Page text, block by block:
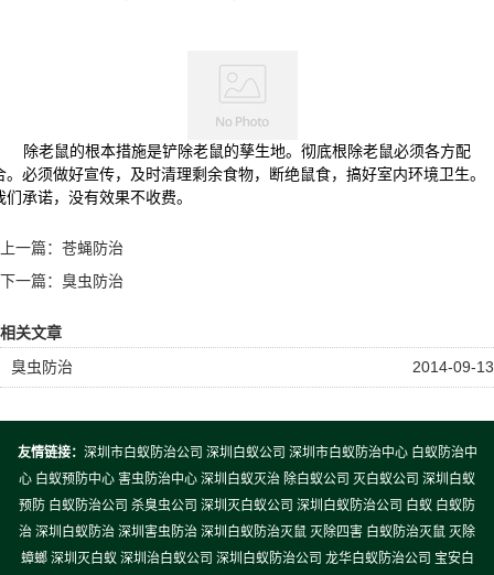
除老鼠的根本措施是铲除老鼠的孳生地。彻底根除老鼠必须各方配
。必须做好宣传，及时清理剩余食物，断绝鼠食，搞好室内环境卫生。
们承诺，没有效果不收费。
上一篇： 苍蝇防治
下一篇： 臭虫防治
相关文章
2014-09-13
臭虫防治
友情链接： 深圳市白蚁防治公司 深圳白蚁公司 深圳市白蚁防治中心 白蚁防治中
心 白蚁预防中心 害虫防治中心 深圳白蚁灭治 除白蚁公司 灭白蚁公司 深圳白蚁
预防 白蚁防治公司 杀臭虫公司 深圳灭白蚁公司 深圳白蚁防治公司 白蚁 白蚁防
治 深圳白蚁防治 深圳害虫防治 深圳白蚁防治灭鼠 灭除四害 白蚁防治灭鼠 灭除
蟑螂 深圳灭白蚁 深圳治白蚁公司 深圳白蚁防治公司 龙华白蚁防治公司 宝安白